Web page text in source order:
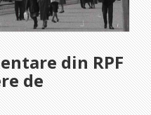
din RPF
de